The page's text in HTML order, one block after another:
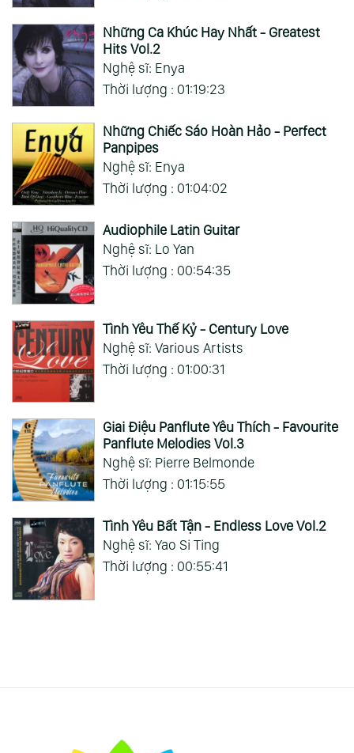
Những Ca Khúc Hay Nhất - Greatest
Hits Vol.2
Nghệ sĩ: Enya
Thời lượng : 01:19:23
Những Chiếc Sáo Hoàn Hảo - Perfect
Panpipes
Nghệ sĩ: Enya
Thời lượng : 01:04:02
Audiophile Latin Guitar
Nghệ sĩ: Lo Yan
Thời lượng : 00:54:35
Tình Yêu Thế Kỷ - Century Love
Nghệ sĩ: Various Artists
Thời lượng : 01:00:31
Giai Điệu Panflute Yêu Thích - Favourite
Panflute Melodies Vol.3
Nghệ sĩ: Pierre Belmonde
Thời lượng : 01:15:55
Tình Yêu Bất Tận - Endless Love Vol.2
Nghệ sĩ: Yao Si Ting
Thời lượng : 00:55:41